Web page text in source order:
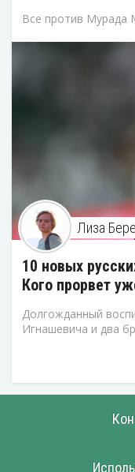
Все против Мурада
Лиза
10 новых
Кого прорвет
Долгожданный
Игнашевича и два